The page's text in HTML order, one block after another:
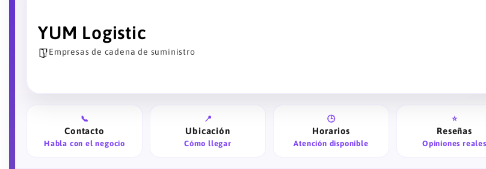
YUM Logistic
Empresas de cadena de suministro
📞
Contacto
Habla con el negocio
📍
Ubicación
Cómo llegar
🕒
Horarios
Atención disponible
⭐
Reseñas
Opiniones reales